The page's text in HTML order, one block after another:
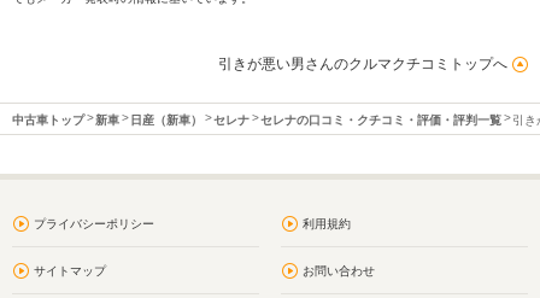
引きが悪い男さんのクルマクチコミトップへ
中古車トップ 新車 日産（新車） セレナ セレナの口コミ・クチコミ・評価・評判一覧 引き
プライバシーポリシー 利用規約
サイトマップ お問い合わせ